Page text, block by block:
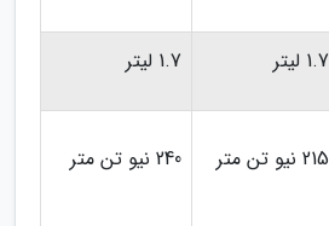
1.7 لیتر 1.7 لیتر
215 نیو تن متر 240 نیو تن متر